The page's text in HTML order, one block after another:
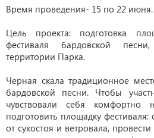
Время проведения- 15 по 22 июня.
Цель проекта: подготовка
фестиваля бардовской
территории Парка.
Черная скала традиционное
бардовской песни. Чтобы
чувствовали себя
подготовить площадку
от сухостоя и ветровала,